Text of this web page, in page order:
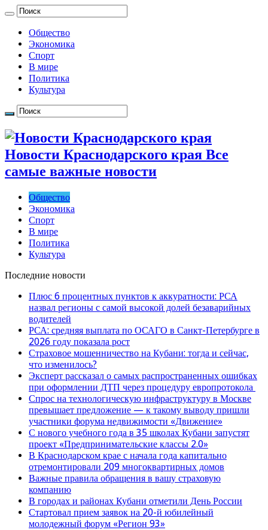
Общество
Экономика
Спорт
В мире
Политика
Культура
Новости Краснодарского края Все
самые важные новости
Общество
Экономика
Спорт
В мире
Политика
Культура
Последние новости
Плюс 6 процентных пунктов к аккуратности: РСА
назвал регионы с самой высокой долей безаварийных
водителей
РСА: средняя выплата по ОСАГО в Санкт-Петербурге в
2026 году показала рост
Страховое мошенничество на Кубани: тогда и сейчас,
что изменилось?
Эксперт рассказал о самых распространенных ошибках
при оформлении ДТП через процедуру европротокола
Спрос на технологическую инфраструктуру в Москве
превышает предложение — к такому выводу пришли
участники форума недвижимости «Движение»
С нового учебного года в 35 школах Кубани запустят
проект «Предпринимательские классы 2.0»
В Краснодарском крае с начала года капитально
отремонтировали 209 многоквартирных домов
Важные правила обращения в вашу страховую
компанию
В городах и районах Кубани отметили День России
Стартовал прием заявок на 20-й юбилейный
молодежный форум «Регион 93»